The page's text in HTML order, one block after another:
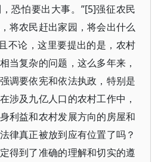
恐怕要出大事。”[5]强征农民
将农民赶出家园，将会出什么
不论，这里要提出的是，农村
当复杂的问题，这么多年来，
调要依宪和依法执政，特别是
涉及九亿人口的农村工作中，
利益和农村发展方向的房屋和
律真正被放到应有位置了吗？
得到了准确的理解和切实的遵